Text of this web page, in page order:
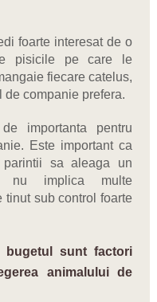
foarte interesat de o
pisicile pe care le
fiecare catelus,
de companie prefera.
importanta pentru
Este important ca
sa aleaga un
nu implica multe
tinut sub control foarte
sunt factori
animalului de